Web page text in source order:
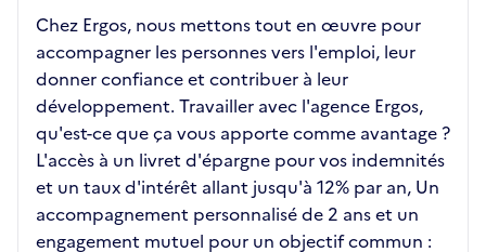
Chez Ergos, nous mettons tout en œuvre pour
accompagner les personnes vers l'emploi, leur
donner confiance et contribuer à leur
développement. Travailler avec l'agence Ergos,
qu'est-ce que ça vous apporte comme avantage ?
L'accès à un livret d'épargne pour vos indemnités
et un taux d'intérêt allant jusqu'à 12% par an, Un
accompagnement personnalisé de 2 ans et un
engagement mutuel pour un objectif commun :